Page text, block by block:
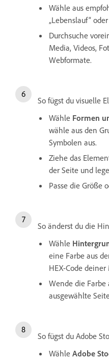
Wähle aus
„Lebenslauf“ oder
Durchsuche
Media, Videos,
Webformate.
So fügst du visuelle
Wähle Formen
wähle aus den
Symbolen aus.
Ziehe das
der Seite und
Passe die Größe
So änderst du die
Wähle
eine Farbe aus
HEX-Code deiner
Wende die
ausgewählte
So fügst du Adobe
Wähle Adobe